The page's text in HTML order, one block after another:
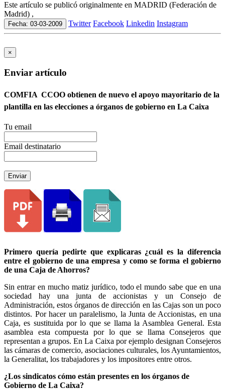
Este artículo se publicó originalmente en MADRID (Federación de
Madrid) ,
Fecha: 03-03-2009 Twitter Facebook Linkedin Instagram
×
Enviar artículo
COMFIA  CCOO obtienen de nuevo el apoyo mayoritario de la
plantilla en las elecciones a órganos de gobierno en La Caixa
Tu email
Email destinatario
Enviar
Primero quería pedirte que explicaras ¿cuál es la diferencia
entre el gobierno de una empresa y como se forma el gobierno
de una Caja de Ahorros?
Sin entrar en mucho matiz jurídico, todo el mundo sabe que en una
sociedad hay una junta de accionistas y un Consejo de
Administración, estos órganos de dirección en las Cajas son un poco
distintos. Por hacer un paralelismo, la Junta de Accionistas, en una
Caja, es sustituida por lo que se llama la Asamblea General. Esta
asamblea esta compuesta por lo que se llama Consejeros que
representan a grupos. En La Caixa por ejemplo designan Consejeros
las cámaras de comercio, asociaciones culturales, los Ayuntamientos,
la Generalitat, los trabajadores y los impositores entre otros.
¿Los sindicatos cómo están presentes en los órganos de
Gobierno de La Caixa?